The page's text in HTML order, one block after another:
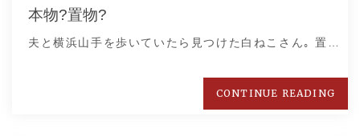
本物?置物?
夫と横浜山手を歩いていたら見つけた白ねこさん｡ 置…
CONTINUE READING